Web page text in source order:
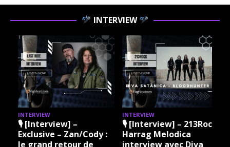
INTERVIEW
INTERVIEW
🎙 [Interview] –
Exclusive – Zan/Cody :
le grand retour de
INTERVIEW
🎙 [Interview] – 213Rock
Harrag Melodica
interview avec Diva